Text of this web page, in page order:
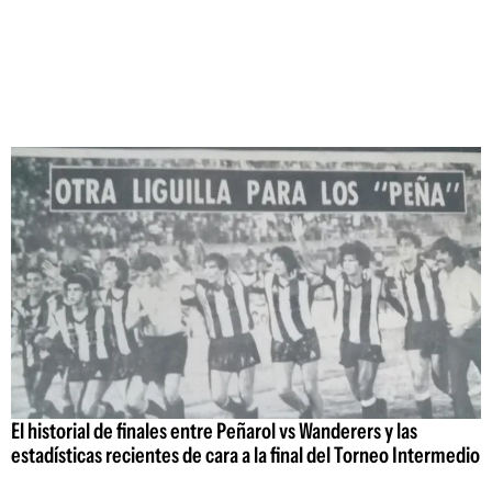
El historial de finales entre Peñarol vs Wanderers y las
estadísticas recientes de cara a la final del Torneo Intermedio